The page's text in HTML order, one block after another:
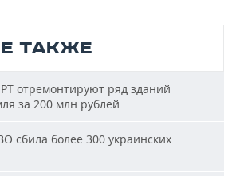
ТАКЖЕ
отремонтируют ряд зданий
за 200 млн рублей
сбила более 300 украинских